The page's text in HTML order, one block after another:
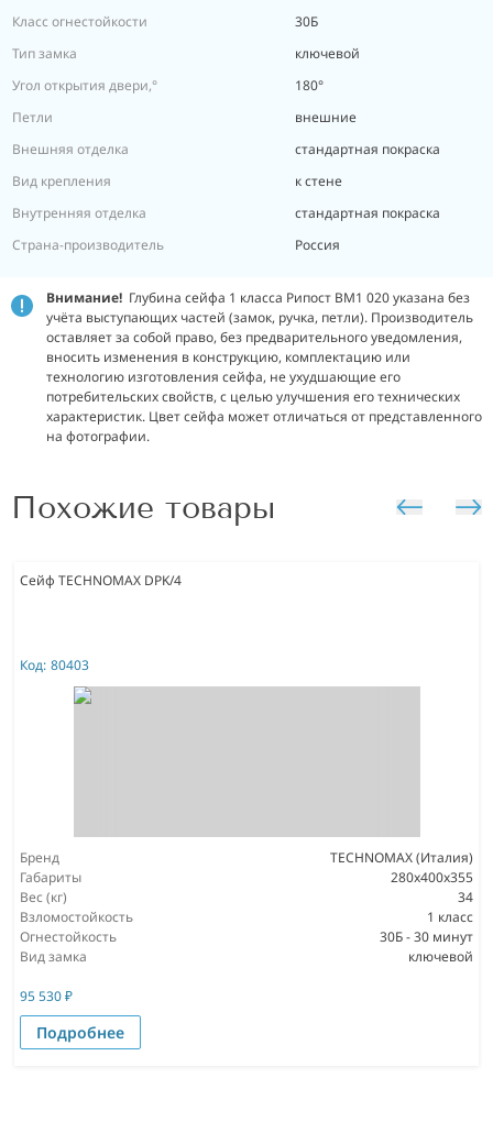
Класс огнестойкости
30Б
Тип замка
ключевой
Угол открытия двери,°
180°
Петли
внешние
Внешняя отделка
стандартная покраска
Вид крепления
к стене
Внутренняя отделка
стандартная покраска
Страна-производитель
Россия
Внимание! Глубина сейфа 1 класса Рипост ВМ1 020 указана без
учёта выступающих частей (замок, ручка, петли). Производитель
оставляет за собой право, без предварительного уведомления,
вносить изменения в конструкцию, комплектацию или
технологию изготовления сейфа, не ухудшающие его
потребительских свойств, с целью улучшения его технических
характеристик. Цвет сейфа может отличаться от представленного
на фотографии.
Похожие товары
Сейф TECHNOMAX DPK/4
Код: 80403
Бренд
TECHNOMAX (Италия)
Габариты
280x400x355
Вес (кг)
34
Взломостойкость
1 класс
Огнестойкость
30Б - 30 минут
Вид замка
ключевой
95 530₽
Подробнее